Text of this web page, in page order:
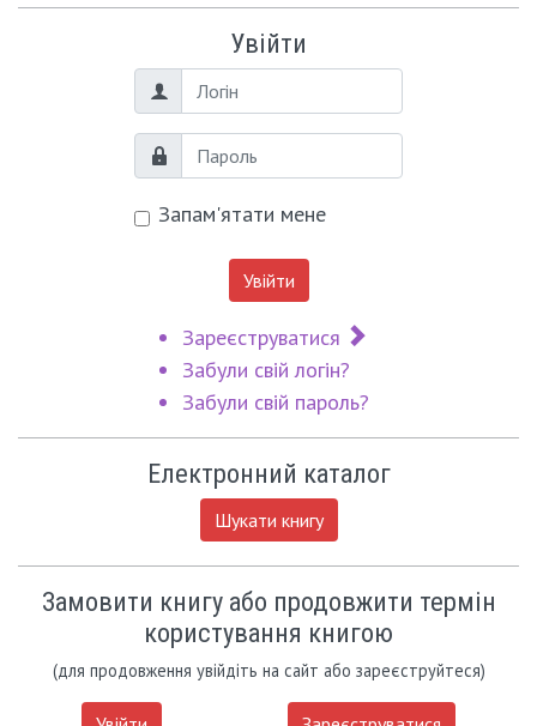
Увійти
Логін
Пароль
Запам'ятати мене
Увійти
Зареєструватися
Забули свій логін?
Забули свій пароль?
Електронний каталог
Шукати книгу
Замовити книгу або продовжити термін
користування книгою
(для продовження увійдіть на сайт або зареєструйтеся)